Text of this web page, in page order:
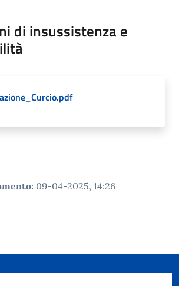
di insussistenza e
: 09-04-2025, 14:26